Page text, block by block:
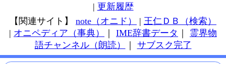
| 更新履歴
【関連サイト】 note（オニド） | 王仁ＤＢ（検索）
| オニペディア（事典） IME辞書データ
霊界物
語チャンネル（朗読）
サブスク完了